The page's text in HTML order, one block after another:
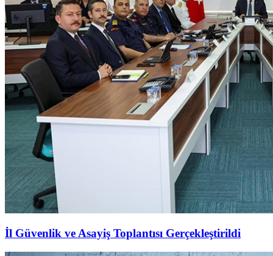
İl Güvenlik ve Asayiş Toplantısı Gerçekleştirildi